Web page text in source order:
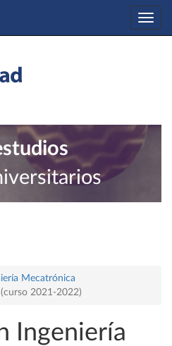
Mecatrónica
2021-2022)
Ingeniería